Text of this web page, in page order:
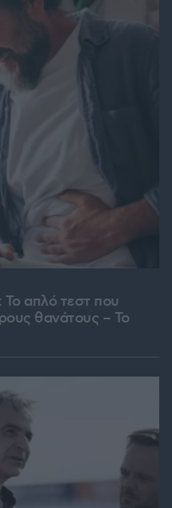
Το απλό τεστ που
θανάτους – Το